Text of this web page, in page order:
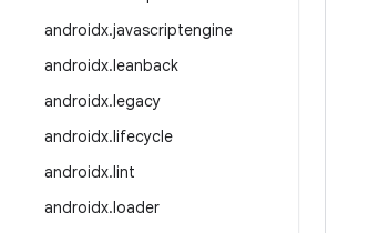
androidx.javascriptengine
androidx.leanback
androidx.legacy
androidx.lifecycle
androidx.lint
androidx.loader